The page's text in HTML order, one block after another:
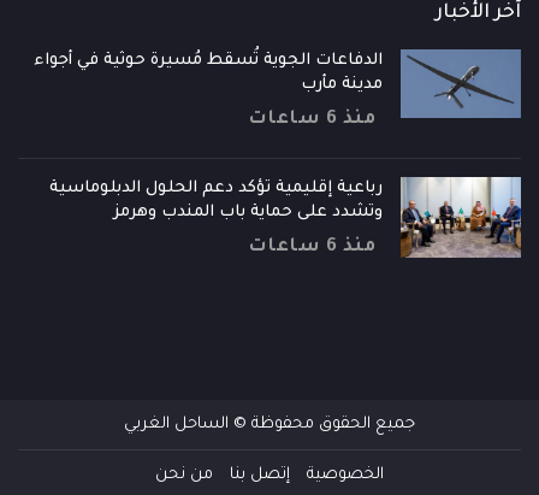
آخر الأخبار
الدفاعات الجوية تُسقط مُسيرة حوثية في أجواء
مدينة مأرب
منذ 6 ساعات
رباعية إقليمية تؤكد دعم الحلول الدبلوماسية
وتشدد على حماية باب المندب وهرمز
منذ 6 ساعات
جميع الحقوق محفوظة © الساحل الغربي
الخصوصية إتصل بنا من نحن